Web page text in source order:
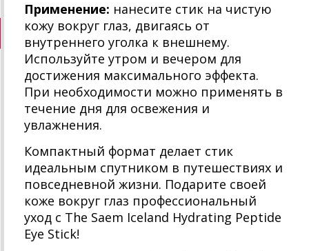
Применение: нанесите стик на чистую
кожу вокруг глаз, двигаясь от
внутреннего уголка к внешнему.
Используйте утром и вечером для
достижения максимального эффекта.
При необходимости можно применять в
течение дня для освежения и
увлажнения.
Компактный формат делает стик
идеальным спутником в путешествиях и
повседневной жизни. Подарите своей
коже вокруг глаз профессиональный
уход с The Saem Iceland Hydrating Peptide
Eye Stick!